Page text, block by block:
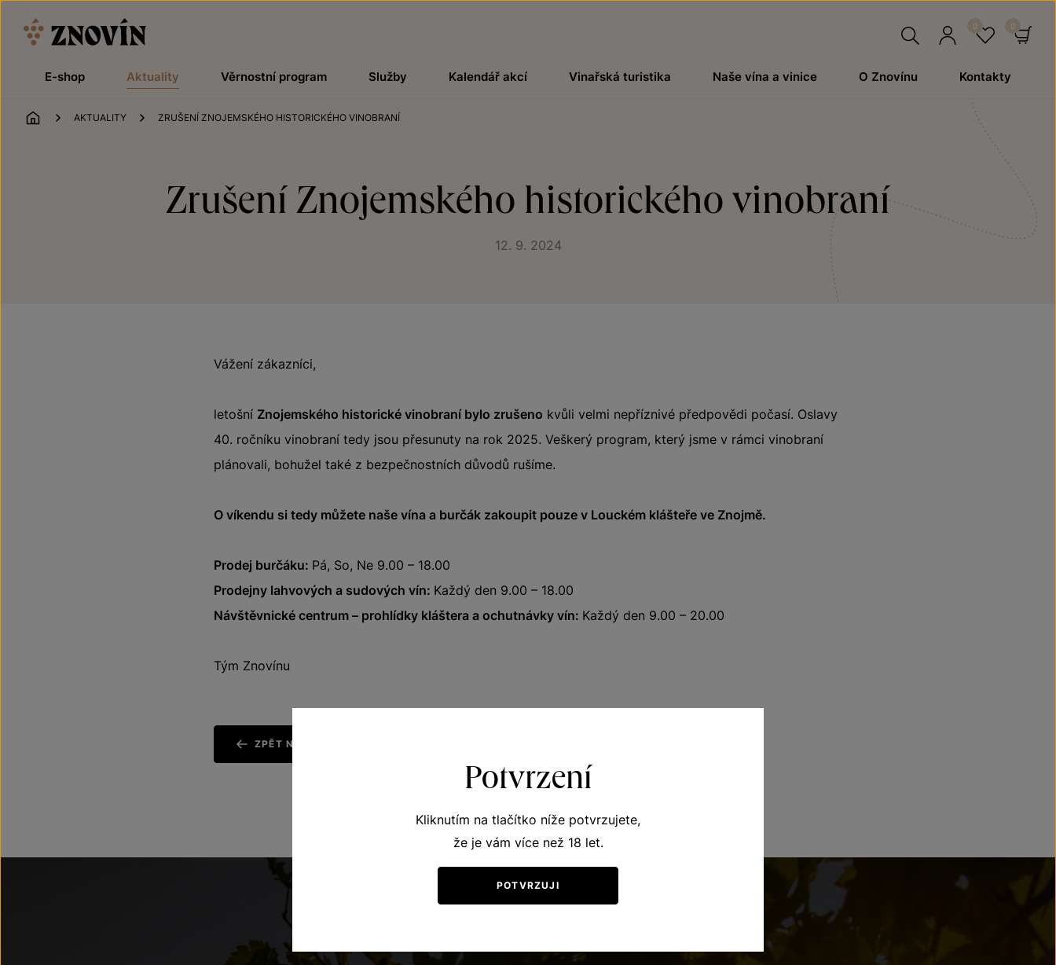
E-shop Aktuality Věrnostní program Služby Kalendář akcí Vinařská turistika Naše vína a vinice O Znovínu Kontakty
ÚVOD
AKTUALITY ZRUŠENÍ ZNOJEMSKÉHO HISTORICKÉHO VINOBRANÍ
Zrušení Znojemského historického vinobraní
12. 9. 2024
Vážení zákazníci,
letošní Znojemského historické vinobraní bylo zrušeno kvůli velmi nepříznivé předpovědi počasí. Oslavy
40. ročníku vinobraní tedy jsou přesunuty na rok 2025. Veškerý program, který jsme v rámci vinobraní
plánovali, bohužel také z bezpečnostních důvodů rušíme.
O víkendu si tedy můžete naše vína a burčák zakoupit pouze v Louckém klášteře ve Znojmě.
Prodej burčáku: Pá, So, Ne 9.00 – 18.00
Prodejny lahvových a sudových vín: Každý den 9.00 – 18.00
Návštěvnické centrum – prohlídky kláštera a ochutnávky vín: Každý den 9.00 – 20.00
Tým Znovínu
ZPĚT NA AKTUALITY
Potvrzení
Kliknutím na tlačítko níže potvrzujete,
že je vám více než 18 let.
POTVRZUJI